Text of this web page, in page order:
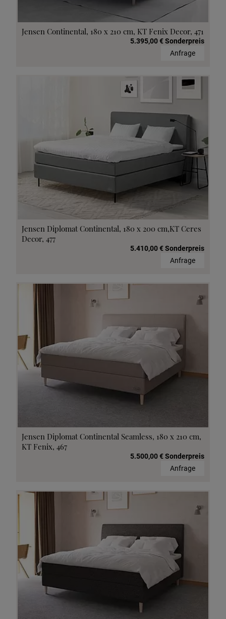
Jensen Continental, 180 x 210 cm, KT Fenix Decor, 471
5.395,00 € Sonderpreis
Anfrage
Jensen Diplomat Continental, 180 x 200 cm,KT Ceres
Decor, 477
5.410,00 € Sonderpreis
Anfrage
Jensen Diplomat Continental Seamless, 180 x 210 cm,
KT Fenix, 467
5.500,00 € Sonderpreis
Anfrage